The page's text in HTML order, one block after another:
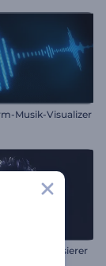
Musik-Visualizer
Visualisierer